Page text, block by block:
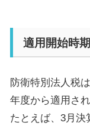
適用開始時期
防衛特別法人税は
年度から適用され
たとえば、 3月決